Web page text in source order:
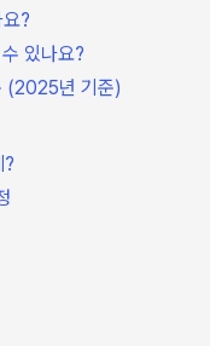
?
있나요?
(2025년 기준)
?